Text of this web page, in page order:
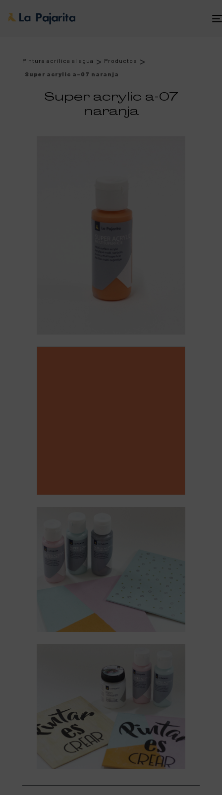
Pintura acrílica al agua > Productos >
Super acrylic a-07 naranja
Super acrylic a-07
naranja